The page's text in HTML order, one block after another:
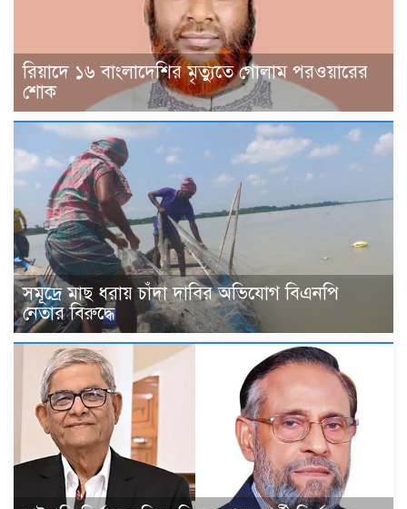
রিয়াদে ১৬ বাংলাদেশির মৃত্যুতে গোলাম পরওয়ারের
শোক
সমূদ্রে মাছ ধরায় চাঁদা দাবির অভিযোগ বিএনপি
নেতার বিরুদ্ধে